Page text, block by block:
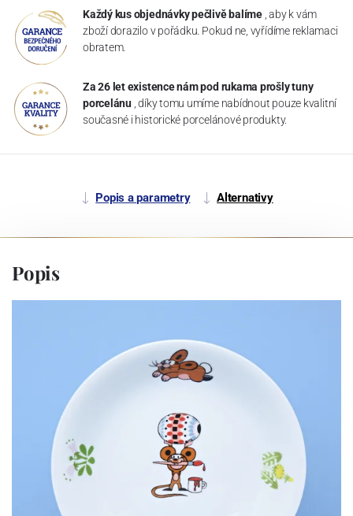
Každý kus objednávky pečlivě balíme , aby k vám
zboží dorazilo v pořádku. Pokud ne, vyřídíme reklamaci
obratem.
Za 26 let existence nám pod rukama prošly tuny
porcelánu , díky tomu umíme nabídnout pouze kvalitní
současné i historické porcelánové produkty.
Popis a parametry Alternativy
Popis